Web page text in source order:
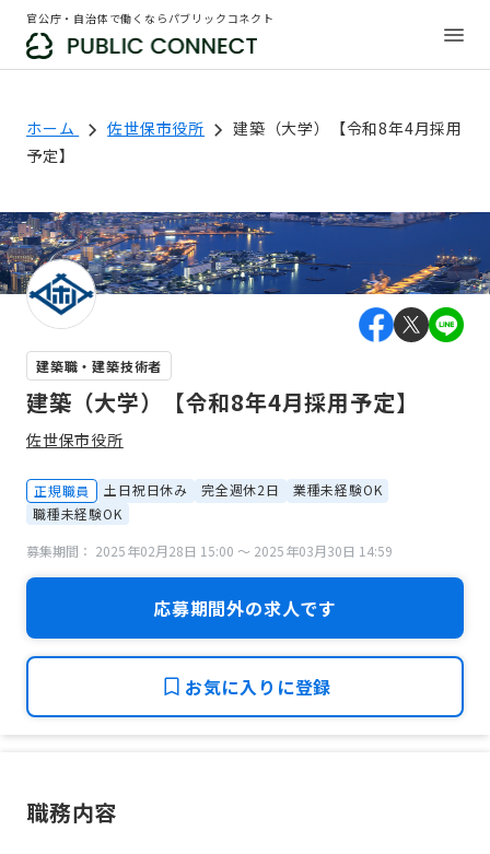
官公庁・自治体で働くならパブリックコネクト
ホーム 佐世保市役所
建築（大学）【令和8年4月採用
予定】
建築職・建築技術者
建築（大学）【令和8年4月採用予定】
佐世保市役所
正規職員 土日祝日休み 完全週休2日
業種未経験OK
職種未経験OK
募集期間： 2025年02月28日 15:00 〜 2025年03月30日 14:59
応募期間外の求人です
お気に入りに登録
職務内容